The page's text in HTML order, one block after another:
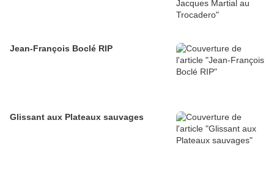
Jean-François Boclé RIP
Glissant aux Plateaux sauvages